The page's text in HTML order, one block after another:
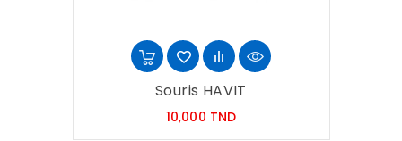
Souris HAVIT
10,000 TNDPrix